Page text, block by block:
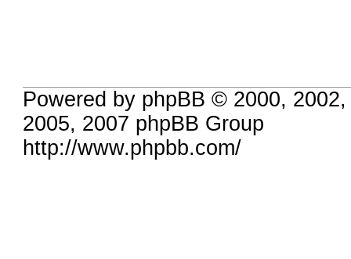
Powered by phpBB © 2000, 2002,
2005, 2007 phpBB Group
http://www.phpbb.com/